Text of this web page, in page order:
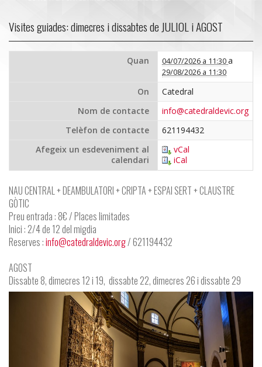
Visites guiades: dimecres i dissabtes de JULIOL i AGOST
Quan 04/07/2026 a 11:30a
29/08/2026 a 11:30
On
Catedral
Nom de contacte
info@catedraldevic.org
Telèfon de contacte
621194432
Afegeix un esdeveniment al
calendari
vCal
iCal
NAU CENTRAL + DEAMBULATORI + CRIPTA + ESPAI SERT + CLAUSTRE
GÒTIC
Preu entrada : 8€ / Places limitades
Inici : 2/4 de 12 del migdia
Reserves :info@catedraldevic.org/ 621194432
AGOST
Dissabte 8, dimecres 12 i 19, dissabte 22, dimecres 26 i dissabte 29